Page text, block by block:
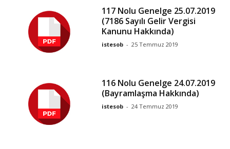
117 Nolu Genelge 25.07.2019
(7186 Sayılı Gelir Vergisi
Kanunu Hakkında)
istesob - 25 Temmuz 2019
116 Nolu Genelge 24.07.2019
(Bayramlaşma Hakkında)
istesob - 24 Temmuz 2019